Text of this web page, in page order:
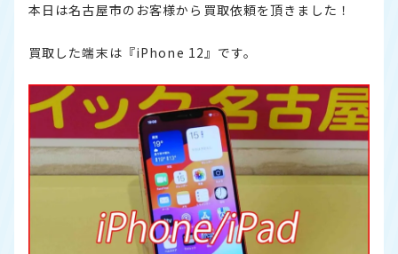
本日は名古屋市のお客様から買取依頼を頂きました！
買取した端末は『iPhone 12』です。